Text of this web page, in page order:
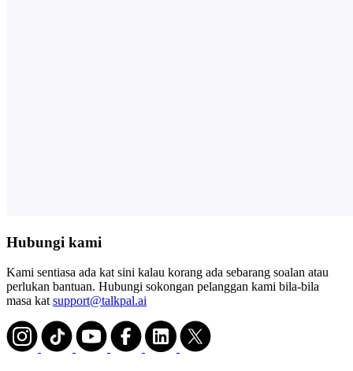
Hubungi kami
Kami sentiasa ada kat sini kalau korang ada sebarang soalan atau
perlukan bantuan. Hubungi sokongan pelanggan kami bila-bila
masa kat support@talkpal.ai